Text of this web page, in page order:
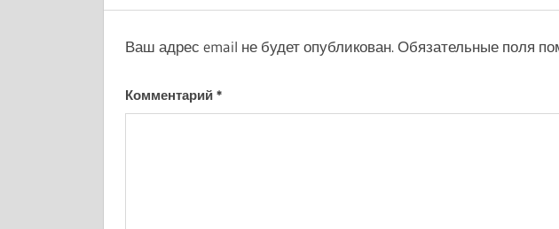
Ваш адрес email не будет опубликован.Обязательные поля
Комментарий *